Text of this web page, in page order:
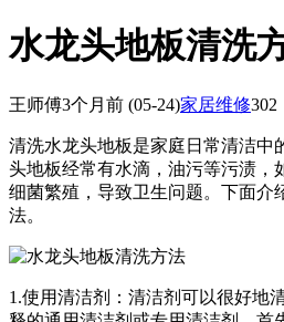
水龙头地板清洗
王师傅3个月前 (05-24)家居维修302
清洗水龙头地板是家庭日常清洁中
头地板经常有水滴，油污等污渍，
细菌繁殖，导致卫生问题。下面介
法。
1.使用清洁剂：清洁剂可以很好地